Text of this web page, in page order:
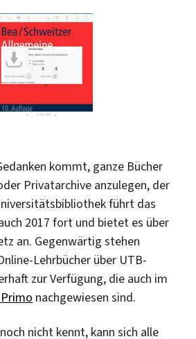
kommt, ganze Bücher
Privatarchive anzulegen, der
führt das
2017 fort und bietet es über
an. Gegenwärtig stehen
Lehrbücher über UTB-
zur Verfügung, die auch im
nachgewiesen sind.
nicht kennt, kann sich alle